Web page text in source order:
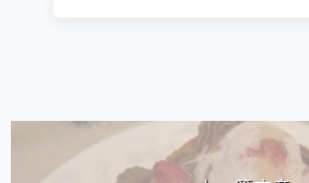
相連文章